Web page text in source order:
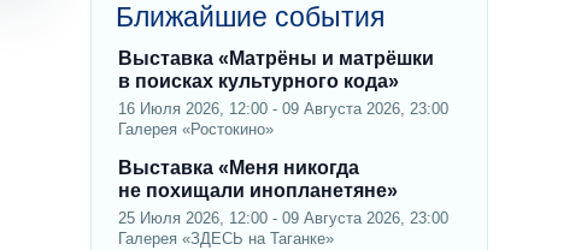
Ближайшие события
Выставка «Матрёны и матрёшки
в поисках культурного кода»
16 Июля 2026, 12:00 - 09 Августа 2026, 23:00
Галерея «Ростокино»
Выставка «Меня никогда
не похищали инопланетяне»
25 Июля 2026, 12:00 - 09 Августа 2026, 23:00
Галерея «ЗДЕСЬ на Таганке»